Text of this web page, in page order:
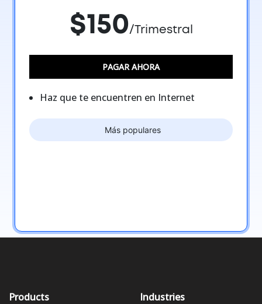
$150/Trimestral
PAGAR AHORA
Haz que te encuentren en Internet
Más populares
Products Industries